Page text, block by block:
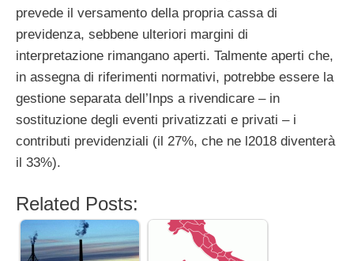
prevede il versamento della propria cassa di
previdenza, sebbene ulteriori margini di
interpretazione rimangano aperti. Talmente aperti che,
in assegna di riferimenti normativi, potrebbe essere la
gestione separata dell’Inps a rivendicare – in
sostituzione degli eventi privatizzati e privati – i
contributi previdenziali (il 27%, che ne l2018 diventerà
il 33%).
Related Posts: